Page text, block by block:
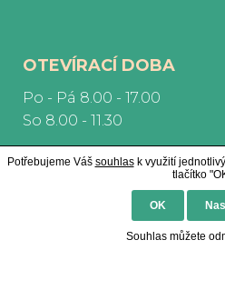
OTEVÍRACÍ DOBA
Po - Pá 8.00 - 17.00
So 8.00 - 11.30
Potřebujeme Váš souhlask využití
tlačítko
OK
Souhlas můžete